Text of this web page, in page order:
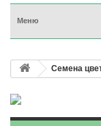
Меню
Семена